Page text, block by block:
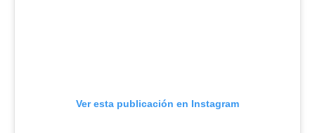
Ver esta publicación en Instagram